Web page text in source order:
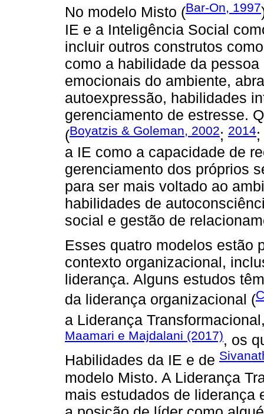
No modelo Misto (Bar-On, 1997
IE e a Inteligência Social
incluir outros construtos
como a habilidade da
emocionais do ambiente,
autoexpressão, habilidades
gerenciamento de estresse.
(Boyatzis & Goleman, 2002; 2014;
a IE como a capacidade de
gerenciamento dos próprios
para ser mais voltado ao
habilidades de
social e gestão de
Esses quatro modelos estão
contexto organizacional,
liderança. Alguns estudos
da liderança organizacional (
a Liderança
Maamari e Majdalani (2017), os
Habilidades da IE e de
modelo Misto. A Liderança
mais estudados de liderança